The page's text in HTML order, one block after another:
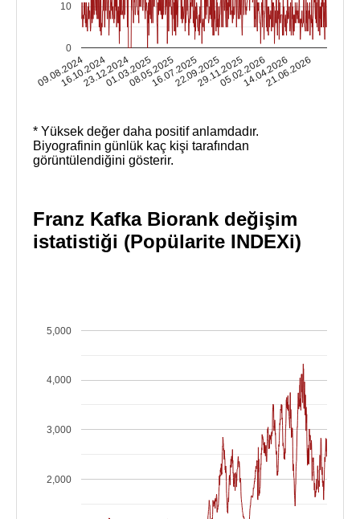
09.08.2024
16.10.202423.12.202401.03.202508.05.202516.07.202522.09.202529.11.202505.02.202614.04.2026
21.06.2026
0
10
* Yüksek değer daha positif anlamdadır.
Biyografinin günlük kaç kişi tarafından
görüntülendiğini gösterir.
Franz Kafka Biorank değişim
istatistiği (Popülarite INDEXi)
2,000
3,000
4,000
5,000